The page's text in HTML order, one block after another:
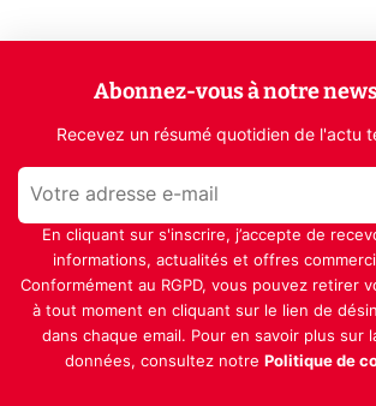
Abonnez-vous à notre
Recevez un résumé quotidien de l'actu
En cliquant sur s'inscrire, j’accepte de
informations, actualités et offres
Conformément au RGPD, vous pouvez retirer
à tout moment en cliquant sur le lien de
dans chaque email. Pour en savoir plus sur
données, consultez notre Politique de